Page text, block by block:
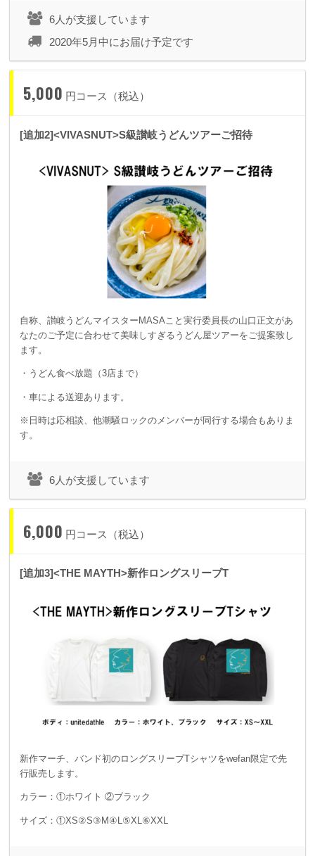
6人が支援しています
2020年5月中にお届け予定です
5,000 円コース（税込）
[追加2]<VIVASNUT>S級讃岐うどんツアーご招待
自称、讃岐うどんマイスターMASAこと実行委員長の山口正文があ
なたのご予定に合わせて美味しすぎるうどん屋ツアーをご提案致し
ます。
・うどん食べ放題（3店まで）
・車による送迎あります。
※日時は応相談、他潮騒ロックのメンバーが同行する場合もありま
す。
6人が支援しています
6,000 円コース（税込）
[追加3]<THE MAYTH>新作ロングスリーブT
新作マーチ、バンド初のロングスリーブTシャツをwefan限定で先
行販売します。
カラー：①ホワイト ②ブラック
サイズ：①XS②S③M④L⑤XL⑥XXL